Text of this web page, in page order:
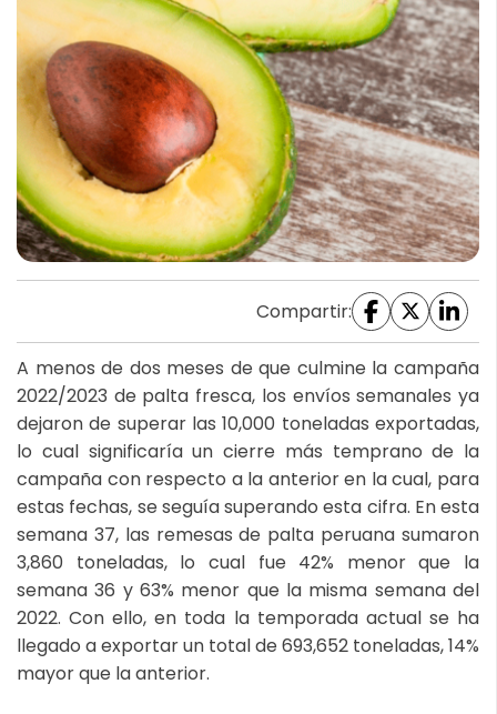
Compartir:
A menos de dos meses de que culmine la campaña
2022/2023 de palta fresca, los envíos semanales ya
dejaron de superar las 10,000 toneladas exportadas,
lo cual significaría un cierre más temprano de la
campaña con respecto a la anterior en la cual, para
estas fechas, se seguía superando esta cifra. En esta
semana 37, las remesas de palta peruana sumaron
3,860 toneladas, lo cual fue 42% menor que la
semana 36 y 63% menor que la misma semana del
2022. Con ello, en toda la temporada actual se ha
llegado a exportar un total de 693,652 toneladas, 14%
mayor que la anterior.